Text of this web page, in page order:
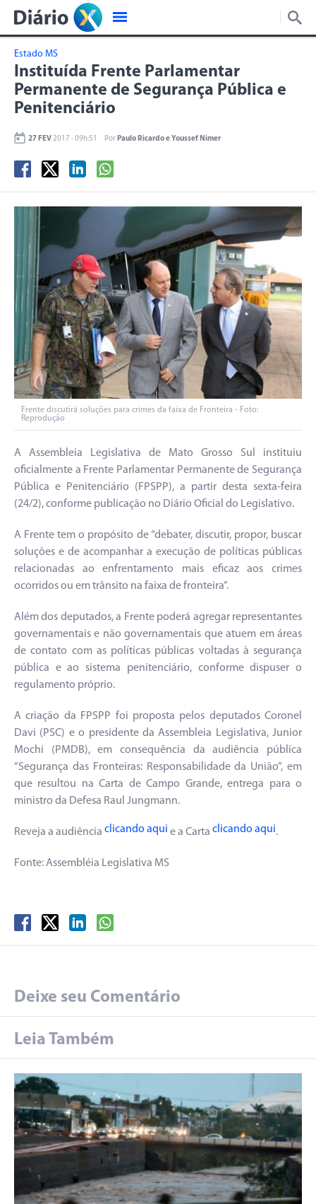
Estado MS
Instituída Frente Parlamentar
Permanente de Segurança Pública e
Penitenciário
27 FEV2017 - 09h:51 Por Paulo Ricardo e Youssef Nimer
Frente discutirá soluções para crimes da faixa de Fronteira - Foto:
Reprodução
A Assembleia Legislativa de Mato Grosso Sul instituiu
oficialmente a Frente Parlamentar Permanente de Segurança
Pública e Penitenciário (FPSPP), a partir desta sexta-feira
(24/2), conforme publicação no Diário Oficial do Legislativo.
A Frente tem o propósito de “debater, discutir, propor, buscar
soluções e de acompanhar a execução de políticas públicas
relacionadas ao enfrentamento mais eficaz aos crimes
ocorridos ou em trânsito na faixa de fronteira”.
Além dos deputados, a Frente poderá agregar representantes
governamentais e não governamentais que atuem em áreas
de contato com as políticas públicas voltadas à segurança
pública e ao sistema penitenciário, conforme dispuser o
regulamento próprio.
A criação da FPSPP foi proposta pelos deputados Coronel
Davi (PSC) e o presidente da Assembleia Legislativa, Junior
Mochi (PMDB), em consequência da audiência pública
“Segurança das Fronteiras: Responsabilidade da União”, em
que resultou na Carta de Campo Grande, entrega para o
ministro da Defesa Raul Jungmann.
Reveja a audiência clicando aqui e a Carta clicando aqui.
Fonte: Assembléia Legislativa MS
Deixe seu Comentário
Leia Também